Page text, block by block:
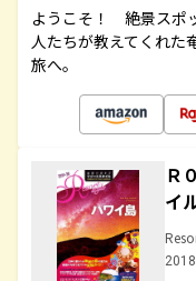
ようこそ！ 絶景スポ
人たちが教えてくれた
旅へ。
Ｒ
イ